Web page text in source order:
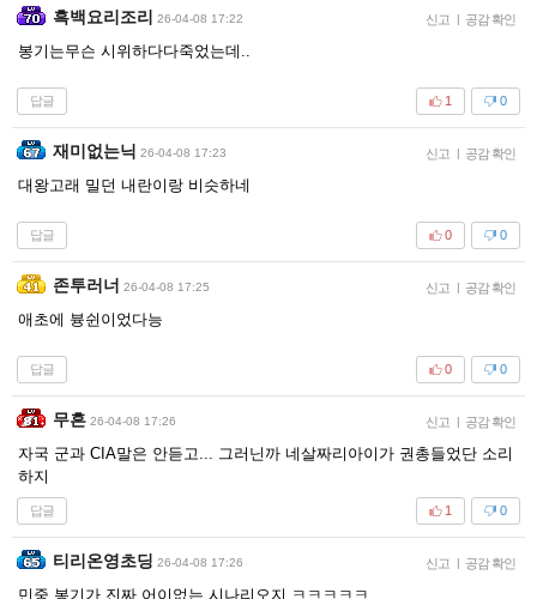
흑백요리조리 26-04-08 17:22 신고 | 공감 확인
봉기는무슨 시위하다다죽었는데..
답글 0
1
재미없는닉 26-04-08 17:23 신고 | 공감 확인
대왕고래 밀던 내란이랑 비슷하네
답글 0
0
존투러너 26-04-08 17:25 신고 | 공감 확인
애초에 븅쉰이었다능
답글 0
0
무흔 26-04-08 17:26 신고 | 공감 확인
자국 군과 CIA말은 안듣고... 그러닌까 네살짜리아이가 권총들었단 소리
하지
답글 0
1
티리온영초딩 26-04-08 17:26 신고 | 공감 확인
민중 봉기가 진짜 어이없는 시나리오지 ㅋㅋㅋㅋㅋ